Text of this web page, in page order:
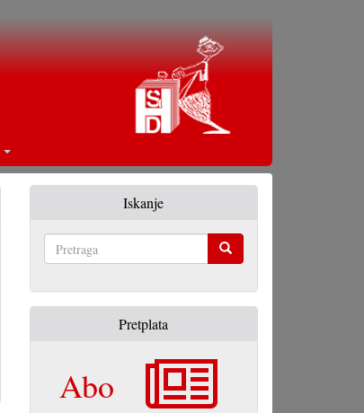
Iskanje
Pretplata
Abo